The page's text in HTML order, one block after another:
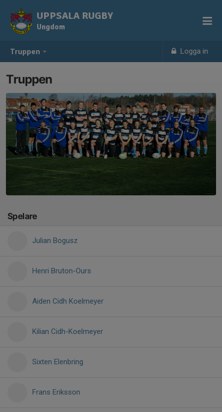
Truppen Logga in
UPPSALA RUGBY
Ungdom
Truppen
Spelare
Julian Bogusz
Henri Bruton-Ours
Aiden Cidh Koelmeyer
Kilian Cidh-Koelmeyer
Sixten Elenbring
Frans Eriksson